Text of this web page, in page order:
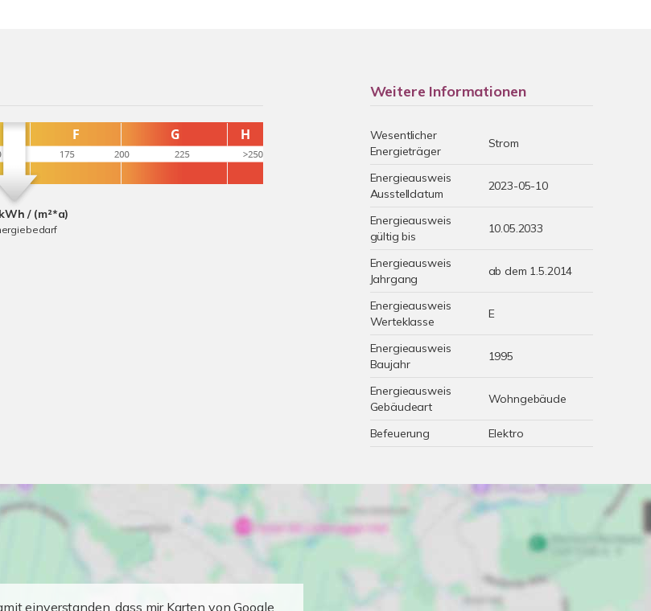
/ (m²*a)
Weitere Informationen
Wesentlicher
Energieträger
Strom
Energieausweis
Ausstelldatum
2023-05-10
Energieausweis
gültig bis
10.05.2033
Energieausweis
Jahrgang
ab dem 1.5.2014
Energieausweis
Werteklasse
E
Energieausweis
Baujahr
1995
Energieausweis
Gebäudeart
Wohngebäude
Befeuerung Elektro
einverstanden, dass mir Karten von Google